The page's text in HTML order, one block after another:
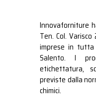
Innovaforniture
Ten. Col.
imprese in tutta
Salento. I
etichettatura,
previste dalla
chimici.